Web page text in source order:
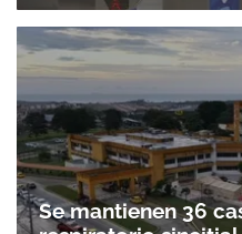
Se mantienen 36